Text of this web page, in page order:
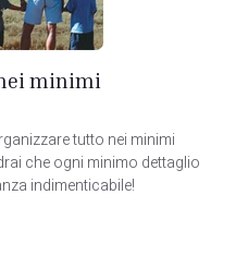
minimi
tutto nei minimi
che ogni minimo dettaglio
indimenticabile!